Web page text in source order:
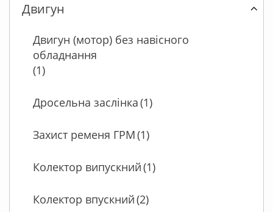
Двигун
Двигун (мотор) без навісного
обладнання
(1)
Дросельна заслінка(1)
Захист ременя ГРМ(1)
Колектор випускний(1)
Колектор впускний(2)